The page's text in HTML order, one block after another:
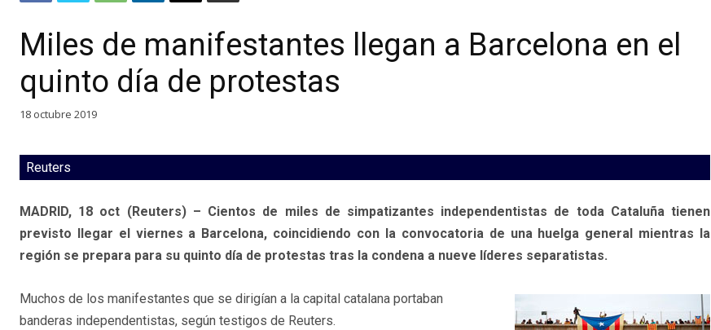
Miles de manifestantes llegan a Barcelona en el
quinto día de protestas
18 octubre 2019
Reuters
MADRID, 18 oct (Reuters) – Cientos de miles de simpatizantes independentistas de toda Cataluña tienen
previsto llegar el viernes a Barcelona, coincidiendo con la convocatoria de una huelga general mientras la
región se prepara para su quinto día de protestas tras la condena a nueve líderes separatistas.
Muchos de los manifestantes que se dirigían a la capital catalana portaban
banderas independentistas, según testigos de Reuters.